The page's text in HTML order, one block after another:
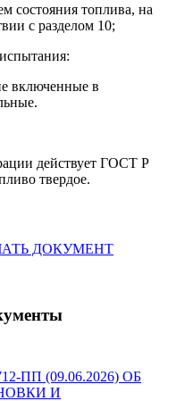
состояния топлива, на
с разделом 10;
включенные в
действует ГОСТ Р
твердое.
ДОКУМЕНТ
ПП (09.06.2026) ОБ
И